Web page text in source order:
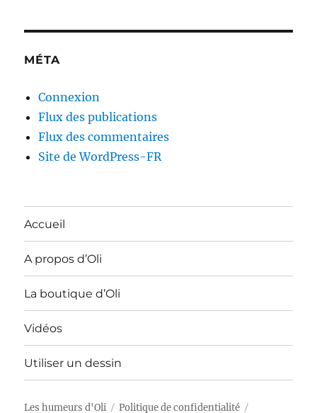
MÉTA
Connexion
Flux des publications
Flux des commentaires
Site de WordPress-FR
Accueil
A propos d’Oli
La boutique d’Oli
Vidéos
Utiliser un dessin
Les humeurs d'Oli Politique de confidentialité